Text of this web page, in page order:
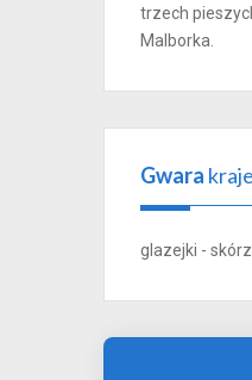
trzech
Malborka.
Gwara
glazejki -